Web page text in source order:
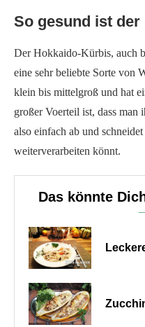
So gesund ist
Der Hokkaido-Kürbis, auch
eine sehr beliebte Sorte von
klein bis mittelgroß und hat
großer Voerteil ist, dass man
also einfach ab und
weiterverarbeiten könnt.
Das könnte